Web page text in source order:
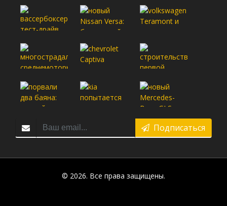
Подписаться
© 2026. Все права защищены.